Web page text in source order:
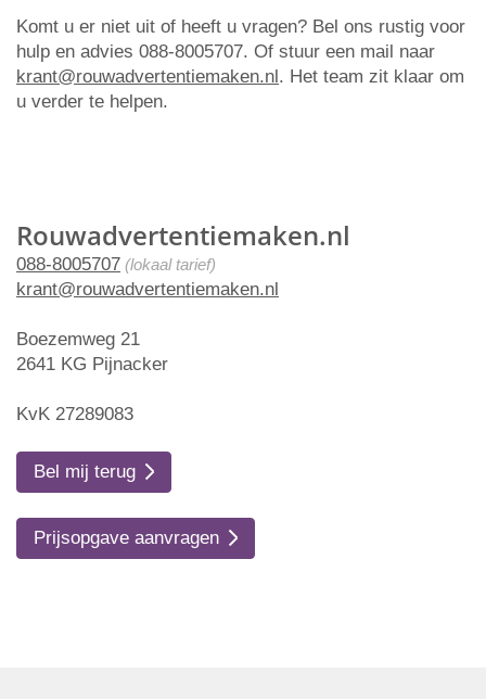
Rouwadvertentiemaken.nl
088-8005707 (lokaal tarief)
krant@rouwadvertentiemaken.nl
Boezemweg 21
2641 KG Pijnacker
KvK 27289083
Bel mij terug
Prijsopgave aanvragen
Komt u er niet uit of heeft u vragen? Bel ons rustig voor
hulp en advies 088-8005707. Of stuur een mail naar
krant@rouwadvertentiemaken.nl. Het team zit klaar om
u verder te helpen.